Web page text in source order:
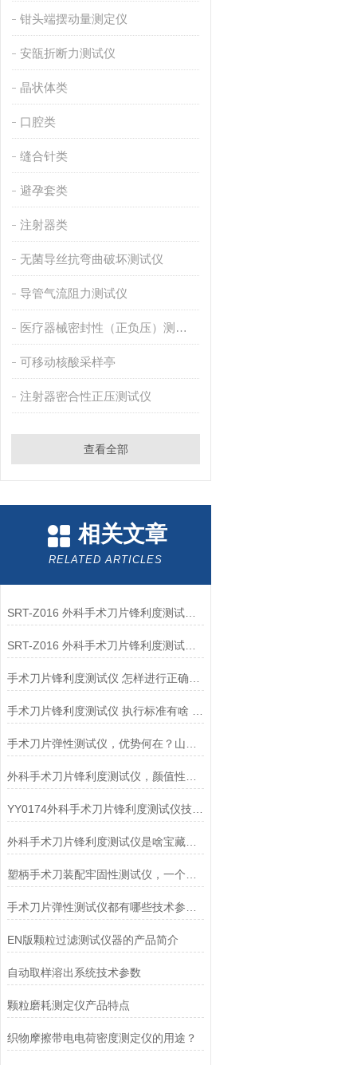
钳头端摆动量测定仪
安瓿折断力测试仪
晶状体类
口腔类
缝合针类
避孕套类
注射器类
无菌导丝抗弯曲破坏测试仪
导管气流阻力测试仪
医疗器械密封性（正负压）测试仪
可移动核酸采样亭
注射器密合性正压测试仪
查看全部
相关文章
RELATED ARTICLES
SRT-Z016 外科手术刀片锋利度测试仪介绍 专注行业多年
SRT-Z016 外科手术刀片锋利度测试仪介绍 检测稳定
YY0174外科手术刀片锋利度测试仪技术指导有哪些？山东赛锐特为你解读
外科手术刀片锋利度测试仪是啥宝藏仪器? 山东赛锐特告诉您!
EN版颗粒过滤测试仪器的产品简介
自动取样溶出系统技术参数
颗粒磨耗测定仪产品特点
织物摩擦带电电荷密度测定仪的用途？